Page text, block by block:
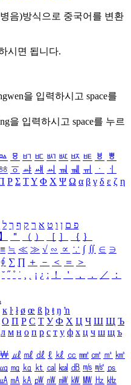
음)방식으로 중국어를 변환
시면 됩니다.
을 입력하시고 space를
을 입력하시고 space를 누르
ㅰ ㅱ ㅲ ㅳ ㅴ ㅵ ㅶ ㅷ ㅸ
ㅹ
ㆆ ㆇ ㆈ ㆉ ㆊ ㆋ ㆌ ㆍ
ㆎ
Ρ Σ ΤΥ Φ Χ Ψ Ω α β γ δ ε ζ η
פ ם ן ו ט א ר ק ף ך ל
】 ＂ （ ） ［ ］ ｛ ｝
≡ ≒ ≪ ≫ √ ∽ ∝ ∵ ∫ ∬ ∈ ∋
∮ ∑ ∏ ＋ － ＜ ＝
＞
˘ ˝ ˚ ˙ ¸ ¡ ¿ ː ！ ＇ ， ． ／
：
ĸ ŀ ł ø œ ß þ ŧ ŋ ŉ
О П Р С Т У Ф Х Ц Ч Ш Щ Ъ
л м н о п р с т у ф х ц ч ш щ ъ
￦ ㎕ ㎖ ㎗ ℓ ㎘ ㏄ ㎣ ㎤ ㎥ ㎦
㎍ ㎎ ㎏ ㏏ ㎈ ㎉ ㏈ ㎧ ㎨ ㎰
㎃ ㎄ ㎺ ㎻ ㎽ ㎾ ㎿ ㎐ ㎑